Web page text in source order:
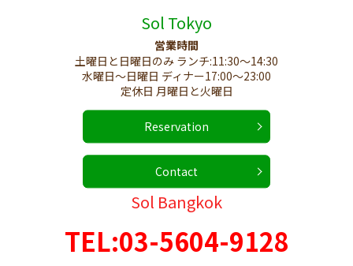
Sol Tokyo
営業時間
土曜日と日曜日のみ ランチ:11:30～14:30
水曜日～日曜日 ディナー17:00～23:00
定休日 月曜日と火曜日
Reservation
Contact
Sol Bangkok
TEL:03-5604-9128